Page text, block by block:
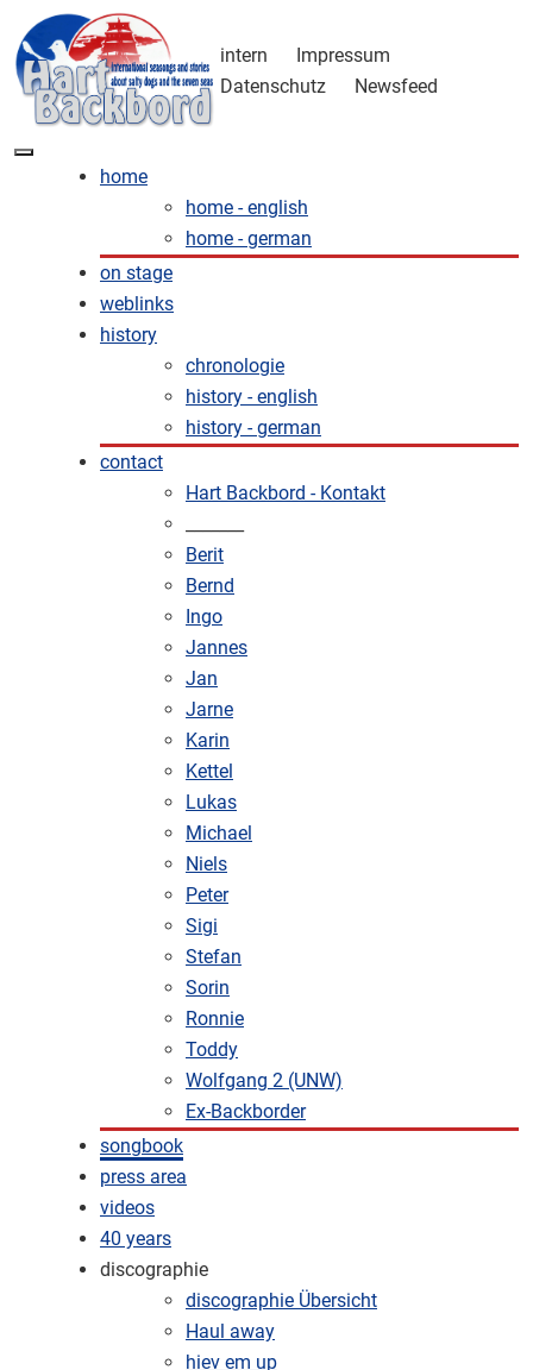
intern
Impressum
Datenschutz
Newsfeed
home
home - english
home - german
on stage
weblinks
history
chronologie
history - english
history - german
contact
Hart Backbord - Kontakt
Berit
Bernd
Ingo
Jannes
Jan
Jarne
Karin
Kettel
Lukas
Michael
Niels
Peter
Sigi
Stefan
Sorin
Ronnie
Toddy
Wolfgang 2 (UNW)
Ex-Backborder
songbook
press area
videos
40 years
discographie
discographie Übersicht
Haul away
hiev em up